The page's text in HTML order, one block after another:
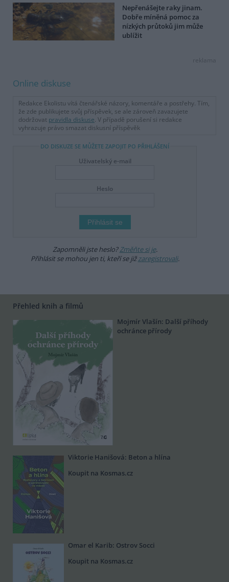
Nepřenášejte raky jinam.
Dobře míněná pomoc za
nízkých průtoků jim může
ublížit
reklama
Online diskuse
Redakce Ekolistu vítá čtenářské názory, komentáře a postřehy. Tím,
že zde publikujete svůj příspěvek, se ale zároveň zavazujete
dodržovat pravidla diskuse. V případě porušení si redakce
vyhrazuje právo smazat diskusní příspěvěk
DO DISKUZE SE MŮŽETE ZAPOJIT PO PŘIHLÁŠENÍ
Uživatelský e-mail
Heslo
Zapomněli jste heslo?Změňte si je.
Přihlásit se mohou jen ti, kteří se jižzaregistrovali.
Přehled knih a filmů
Mojmír Vlašín: Další příhody
ochránce přírody
Viktorie Hanišová: Beton a hlína
Koupit na Kosmas.cz
Omar el Karib: Ostrov Socci
Koupit na Kosmas.cz